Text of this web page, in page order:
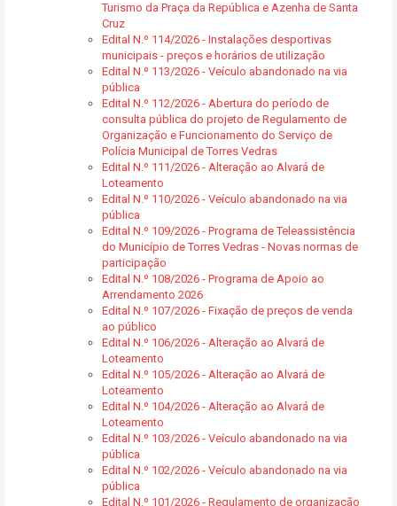
Turismo da Praça da República e Azenha de Santa
Cruz
Edital N.º 114/2026 - Instalações desportivas
municipais - preços e horários de utilização
Edital N.º 113/2026 - Veículo abandonado na via
pública
Edital N.º 112/2026 - Abertura do período de
consulta pública do projeto de Regulamento de
Organização e Funcionamento do Serviço de
Polícia Municipal de Torres Vedras
Edital N.º 111/2026 - Alteração ao Alvará de
Loteamento
Edital N.º 110/2026 - Veículo abandonado na via
pública
Edital N.º 109/2026 - Programa de Teleassistência
do Município de Torres Vedras - Novas normas de
participação
Edital N.º 108/2026 - Programa de Apoio ao
Arrendamento 2026
Edital N.º 107/2026 - Fixação de preços de venda
ao público
Edital N.º 106/2026 - Alteração ao Alvará de
Loteamento
Edital N.º 105/2026 - Alteração ao Alvará de
Loteamento
Edital N.º 104/2026 - Alteração ao Alvará de
Loteamento
Edital N.º 103/2026 - Veículo abandonado na via
pública
Edital N.º 102/2026 - Veículo abandonado na via
pública
Edital N.º 101/2026 - Regulamento de organização